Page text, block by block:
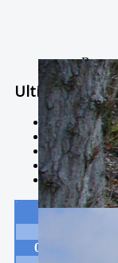
Ultimas
Solidaria
Temporal de
Nevada
La estación
Larga vida a